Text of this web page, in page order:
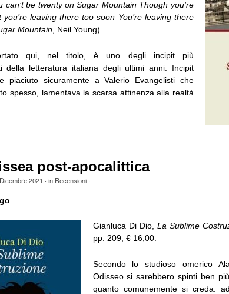
can’t be twenty on Sugar Mountain Though you’re
you’re leaving there too soon You’re leaving there
Mountain, Neil Young)
qui, nel titolo, è uno degli incipit più
della letteratura italiana degli ultimi anni. Incipit
piaciuto sicuramente a Valerio Evangelisti che
spesso, lamentava la scarsa attinenza alla realtà
post-apocalittica
2021 · in Recensioni·
Gianluca Di Dio, La Sublime
pp. 209, € 16,00.
Secondo lo studioso omerico
Odisseo si sarebbero spinti ben
quanto comunemente si creda: